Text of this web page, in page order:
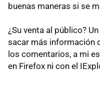
buenas maneras si se
¿Su venta al público?
sacar más información
los comentarios, a mi
en Firefox ni con el